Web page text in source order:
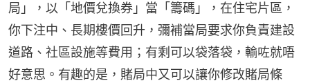
局」，以「地價兌換券」當「籌碼」，在住宅片區，
你下注中、長期樓價回升，彌補當局要求你負責建設
道路、社區設施等費用；有剩可以袋落袋，輸咗就唔
好意思。有趣的是，賭局中又可以讓你修改賭局條